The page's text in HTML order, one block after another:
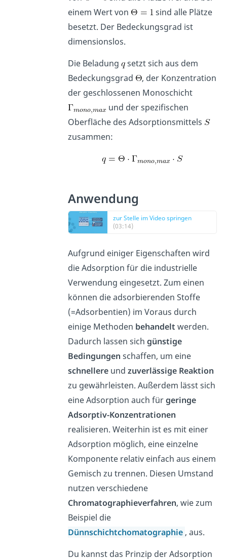
einem Wert von
sind alle Plätze
besetzt. Der Bedeckungsgrad ist
dimensionslos.
Die Beladung setzt sich aus dem
Bedeckungsgrad
, der Konzentration
der geschlossenen Monoschicht
und der spezifischen
Oberfläche des Adsorptionsmittels
zusammen:
Anwendung
zur Stelle im Video springen
(03:14)
Aufgrund einiger Eigenschaften wird
die Adsorption für die industrielle
Verwendung eingesetzt. Zum einen
können die adsorbierenden Stoffe
(=Adsorbentien) im Voraus durch
einige Methoden behandelt werden.
Dadurch lassen sichgünstige
Bedingungen schaffen, um eine
schnellere undzuverlässige Reaktion
zu gewährleisten. Außerdem lässt sich
eine Adsorption auch fürgeringe
Adsorptiv-Konzentrationen
realisieren. Weiterhin ist es mit einer
Adsorption möglich, eine einzelne
Komponente relativ einfach aus einem
Gemisch zu trennen. Diesen Umstand
nutzen verschiedene
Chromatographieverfahren, wie zum
Beispiel die
Dünnschichtchomatographie , aus.
Du kannst das Prinzip der Adsorption